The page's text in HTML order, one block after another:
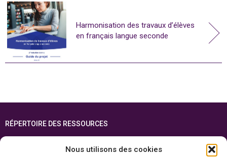
Nous utilisons des cookies
Harmonisation des travaux d’élèves
en français langue seconde
RÉPERTOIRE DES RESSOURCES